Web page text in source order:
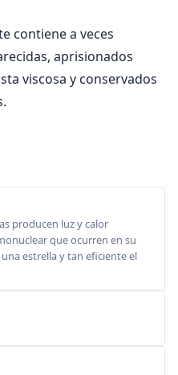
contiene a veces
aprisionados
viscosa y conservados
producen luz y calor
que ocurren en su
estrella y tan eficiente el